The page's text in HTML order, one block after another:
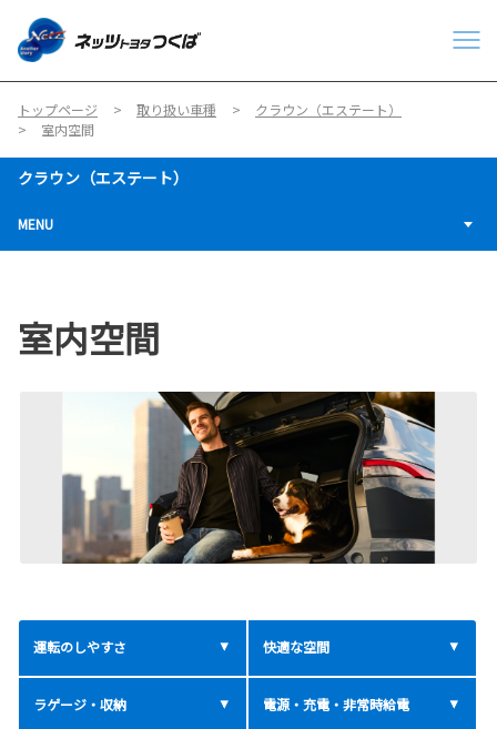
トップページ 取り扱い車種
クラウン（エステート）
室内空間
クラウン（エステート）
MENU
室内空間
運転のしやすさ 快適な空間
ラゲージ・収納 電源・充電・非常時給電